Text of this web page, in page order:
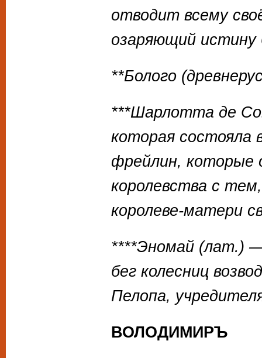
отводит всему
озаряющий
**Болого
***Шарлотта де
которая состояла
фрейлин, которые
королевства с
королеве-матери
****Эномай (лат.)
бег колесниц
Пелопа,
ВОЛОДИМИРЪ